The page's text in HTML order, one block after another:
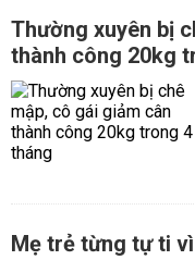
Thường xuyên bị
thành công 20kg
Mẹ trẻ từng tự ti